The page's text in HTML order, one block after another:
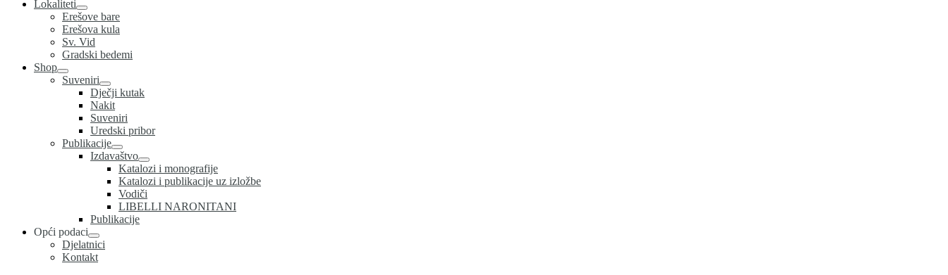
Lokaliteti
Erešove bare
Erešova kula
Sv. Vid
Gradski bedemi
Shop
Suveniri
Dječji kutak
Nakit
Suveniri
Uredski pribor
Publikacije
Izdavaštvo
Katalozi i monografije
Katalozi i publikacije uz izložbe
Vodiči
LIBELLI NARONITANI
Publikacije
Opći podaci
Djelatnici
Kontakt